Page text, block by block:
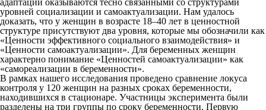
адаптации оказываются тесно связанными со структурами
уровней социализации и самоактуализации. Нам удалось
доказать, что у женщин в возрасте 18–40 лет в ценностной
структуре присутствуют два уровня, которые мы обозначили как
«Ценности эффективного социального взаимодействия» и
«Ценности самоактуализации». Для беременных женщин
характерно понимание «Ценностей самоактуализации» как
«самореализации в беременности».
В рамках нашего исследования проведено сравнение локуса
контроля у 120 женщин на разных сроках беременности,
находившихся в стационаре. Участницы эксперимента были
разделены на три группы по сроку беременности. Первую